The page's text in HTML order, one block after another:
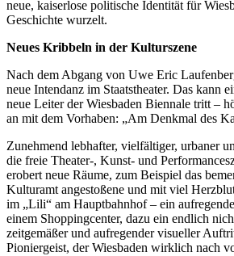
neue, kaiserlose politische Identität für
Geschichte wurzelt.
Neues Kribbeln in der Kulturszene
Nach dem Abgang von Uwe Eric
neue Intendanz im Staatstheater. Das kann
neue Leiter der Wiesbaden Biennale tritt –
an mit dem Vorhaben: „Am Denkmal des
Zunehmend lebhafter, vielfältiger, urbaner
die freie Theater-, Kunst- und
erobert neue Räume, zum Beispiel das
Kulturamt angestoßene und mit viel
im „Lili“ am Hauptbahnhof – ein
einem Shoppingcenter, dazu ein endlich
zeitgemäßer und aufregender visueller
Pioniergeist, der Wiesbaden wirklich nach